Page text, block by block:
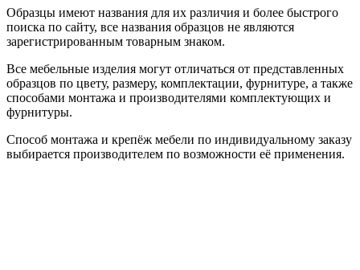
Образцы имеют названия для их различия и более быстрого
поиска по сайту, все названия образцов не являются
зарегистрированным товарным знаком.
Все мебельные изделия могут отличаться от представленных
образцов по цвету, размеру, комплектации, фурнитуре, а также
способами монтажа и производителями комплектующих и
фурнитуры.
Способ монтажа и крепёж мебели по индивидуальному заказу
выбирается производителем по возможности её применения.